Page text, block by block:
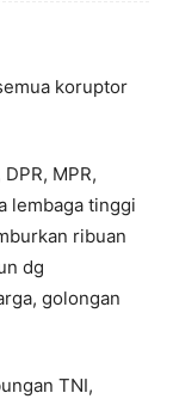
koruptor
MPR,
lembaga tinggi
ribuan
dg
golongan
TNI,